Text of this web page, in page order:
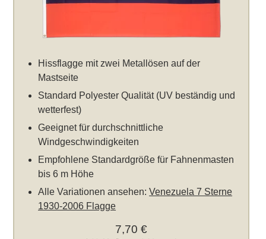
Hissflagge mit zwei Metallösen auf der
Mastseite
Standard Polyester Qualität (UV beständig und
wetterfest)
Geeignet für durchschnittliche
Windgeschwindigkeiten
Empfohlene Standardgröße für Fahnenmasten
bis 6 m Höhe
Alle Variationen ansehen:Venezuela 7 Sterne
1930-2006 Flagge
7,70 €